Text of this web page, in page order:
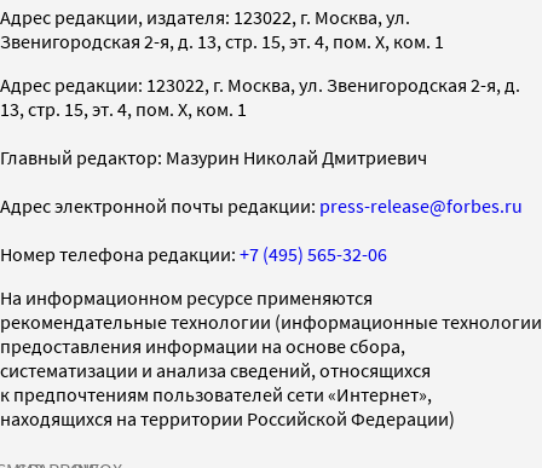
Адрес редакции, издателя: 123022, г. Москва, ул.
Звенигородская 2-я, д. 13, стр. 15, эт. 4, пом. X, ком. 1
Адрес редакции: 123022, г. Москва, ул. Звенигородская 2-я, д.
13, стр. 15, эт. 4, пом. X, ком. 1
Главный редактор: Мазурин Николай Дмитриевич
Адрес электронной почты редакции: press-release@forbes.ru
Номер телефона редакции: +7 (495) 565-32-06
На информационном ресурсе применяются
рекомендательные технологии (информационные технологии
предоставления информации на основе сбора,
систематизации и анализа сведений, относящихся
к предпочтениям пользователей сети «Интернет»,
находящихся на территории Российской Федерации)